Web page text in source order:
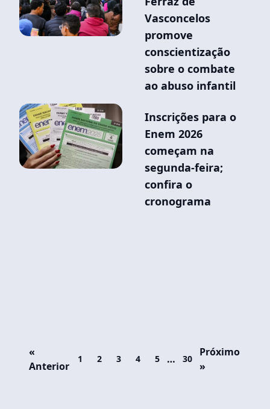
Vasconcelos
promove
conscientização
sobre o combate
ao abuso infantil
Inscrições para o
Enem 2026
começam na
segunda-feira;
confira o
cronograma
«
Anterior
1 2 3 4 5 … 30
Próximo
»